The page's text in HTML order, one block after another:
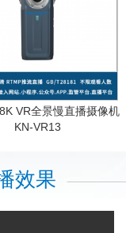
VR全景慢直播摄像机
KN-VR13
效果